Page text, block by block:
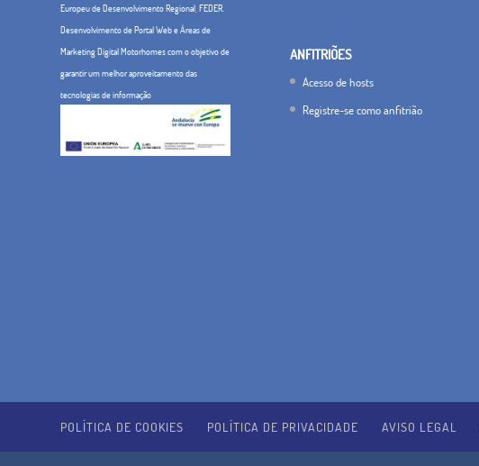
Europeu de Desenvolvimento Regional, FEDER.
Desenvolvimento de Portal Web e Áreas de
Marketing Digital Motorhomes com o objetivo de
garantir um melhor aproveitamento das
tecnologias de informação
ANFITRIÕES
Acesso de hosts
Registre-se como anfitrião
POLÍTICA DE COOKIES POLÍTICA DE PRIVACIDADE AVISO LEGAL